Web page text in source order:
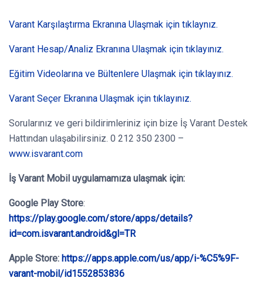
Varant Karşılaştırma Ekranına Ulaşmak için tıklaynız.
Varant Hesap/Analiz Ekranına Ulaşmak için tıklayınız.
Eğitim Videolarına ve Bültenlere Ulaşmak için tıklayınız.
Varant Seçer Ekranına Ulaşmak için tıklayınız.
Sorularınız ve geri bildirimleriniz için bize İş Varant Destek
Hattından ulaşabilirsiniz. 0 212 350 2300 –
www.isvarant.com
İş Varant Mobil uygulamamıza ulaşmak için:
Google Play Store:
https://play.google.com/store/apps/details?
id=com.isvarant.android&gl=TR
Apple Store: https://apps.apple.com/us/app/i-%C5%9F-
varant-mobil/id1552853836